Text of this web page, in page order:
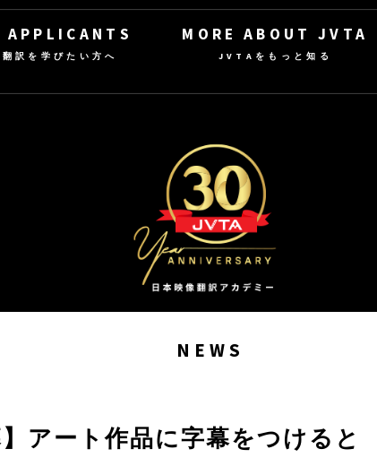
APPLICANTS
訳を学びたい方へ
MORE ABOUT JVTA
JVTAをもっと知る
NEWS
アート作品に字幕をつけると